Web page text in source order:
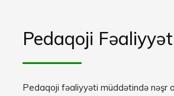
Pedaqoji Fəaliyyət
Pedaqoji fəaliyyəti müddətində nəşr